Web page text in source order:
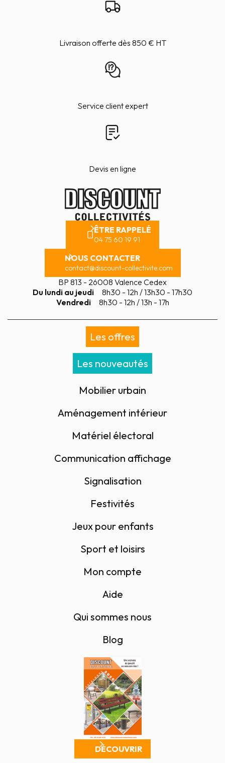
Livraison offerte dès 850 € HT
Service client expert
Devis en ligne
ÊTRE RAPPELÉ
04 75 60 19 91
NOUS CONTACTER
contact@discount-collectivite.com
BP 813 - 26008 Valence Cedex
Du lundi au jeudi
8h30 - 12h / 13h30 - 17h30
Vendredi
8h30 - 12h / 13h - 17h
Les offres
Les nouveautés
Mobilier urbain
Aménagement intérieur
Matériel électoral
Communication affichage
Signalisation
Festivités
Jeux pour enfants
Sport et loisirs
Mon compte
Aide
Qui sommes nous
Blog
DÉCOUVRIR